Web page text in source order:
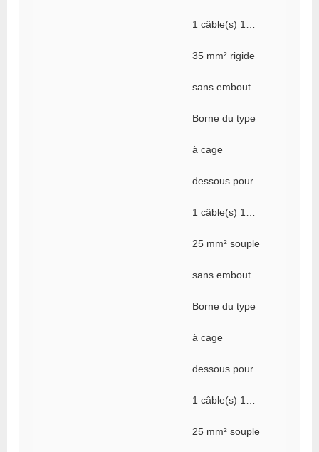
1 câble(s) 1…
35 mm² rigide
sans embout
Borne du type
à cage
dessous pour
1 câble(s) 1…
25 mm² souple
sans embout
Borne du type
à cage
dessous pour
1 câble(s) 1…
25 mm² souple